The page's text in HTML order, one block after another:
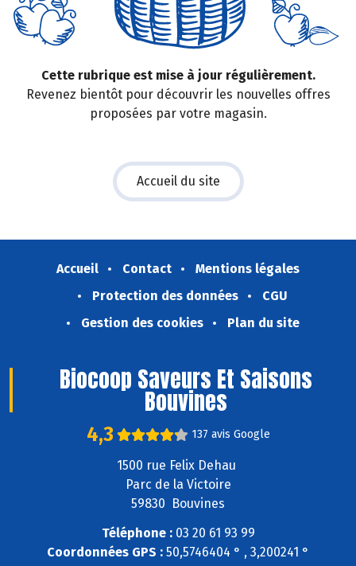
Cette rubrique est mise à jour régulièrement.
Revenez bientôt pour découvrir les nouvelles offres
proposées par votre magasin.
Accueil du site
Accueil Contact
Mentions légales
Protection des données
CGU
Gestion des cookies
Plan du site
Biocoop Saveurs Et Saisons
Bouvines
4,3 137 avis Google
1500 rue Felix Dehau
Parc de la Victoire
59830 Bouvines
Téléphone :03 20 61 93 99
Coordonnées GPS : 50,5746404 ° , 3,200241 °